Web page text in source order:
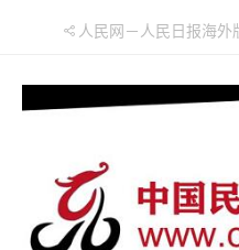
人民网－人民日报海外